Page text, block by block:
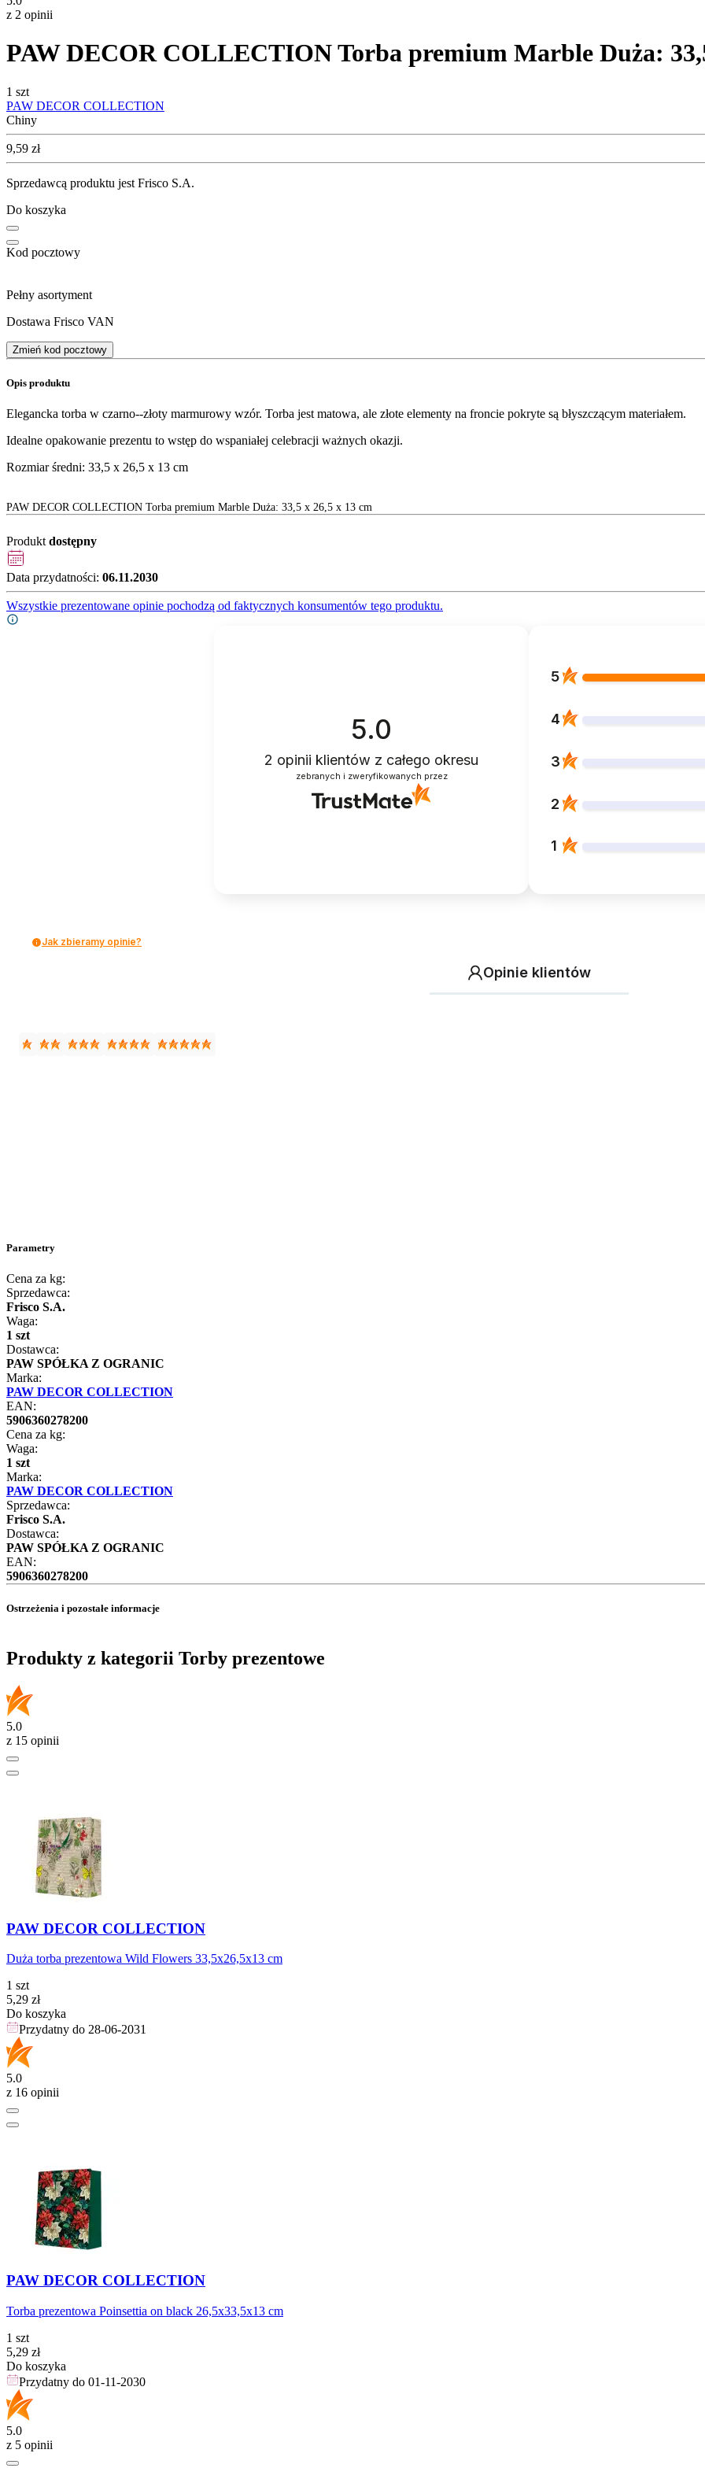
z 2 opinii
PAW DECOR COLLECTION Torba premium Marble Duża:
1 szt
PAW DECOR COLLECTION
Chiny
Cena
9,59 zł
Sprzedawcą produktu jest Frisco S.A.
Do koszyka
Kod pocztowy
Pełny asortyment
Dostawa Frisco VAN
Zmień kod pocztowy
Opis produktu
Elegancka torba w czarno--złoty marmurowy wzór. Torba jest matowa, ale złote elementy na froncie pokryte są błyszczącym materiałem.
Idealne opakowanie prezentu to wstęp do wspaniałej celebracji ważnych okazji.
Rozmiar średni: 33,5 x 26,5 x 13 cm
PAW DECOR COLLECTION Torba premium Marble Duża: 33,5 x 26,5 x 13 cm
Produkt dostępny
Data przydatności: 06.11.2030
Wszystkie prezentowane opinie pochodzą od faktycznych konsumentów tego produktu.
5.0
2 opinii klientów z całego okresu
zebranych i zweryfikowanych przez
5
4
3
2
1
Jak zbieramy opinie?
Opinie klientów
Parametry
Cena za kg:
Sprzedawca:
Frisco S.A.
Waga:
1 szt
Dostawca:
PAW SPÓŁKA Z OGRANIC
Marka:
PAW DECOR COLLECTION
EAN:
5906360278200
Cena za kg:
Waga:
1 szt
Marka:
PAW DECOR COLLECTION
Sprzedawca:
Frisco S.A.
Dostawca:
PAW SPÓŁKA Z OGRANIC
EAN:
5906360278200
Ostrzeżenia i pozostałe informacje
Produkty z kategorii Torby prezentowe
5.0
z 15 opinii
PAW DECOR COLLECTION
Duża torba prezentowa Wild Flowers 33,5x26,5x13 cm
1 szt
Cena
5,29 zł
Do koszyka
Przydatny do 28-06-2031
5.0
z 16 opinii
PAW DECOR COLLECTION
Torba prezentowa Poinsettia on black 26,5x33,5x13 cm
1 szt
Cena
5,29 zł
Do koszyka
Przydatny do 01-11-2030
5.0
z 5 opinii